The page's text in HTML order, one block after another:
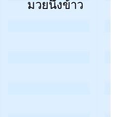
มวยนึ่งข้าว